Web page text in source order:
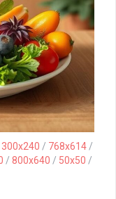
300x240 / 768x614 /
/ 800x640 / 50x50 /